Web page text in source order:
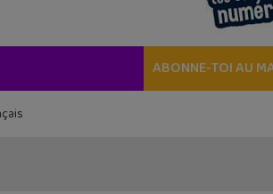
ABONNE-TOI AU